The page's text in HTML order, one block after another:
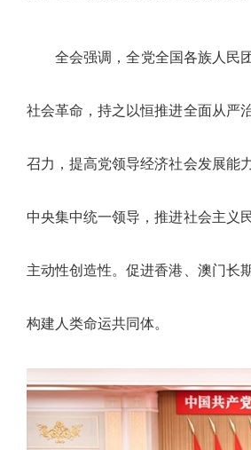
全会强调，全党全国各族人民
社会革命，持之以恒推进全面从严
召力，提高党领导经济社会发展能
中央集中统一领导，推进社会主义
主动性创造性。促进香港、澳门长
构建人类命运共同体。